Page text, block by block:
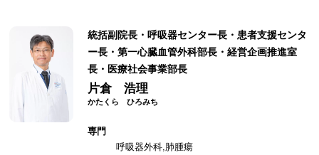
統括副院長・呼吸器センター長・患者支援センタ
ー長・第一心臓血管外科部長・経営企画推進室
長・医療社会事業部長
片倉 浩理
専門
呼吸器外科,肺腫瘍